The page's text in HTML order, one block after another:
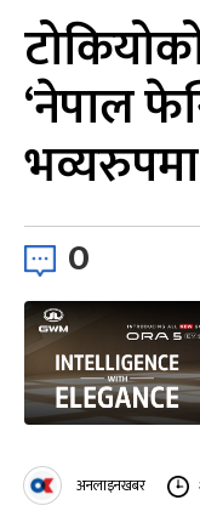
‘नेपाल
0
अनलाइनखबर